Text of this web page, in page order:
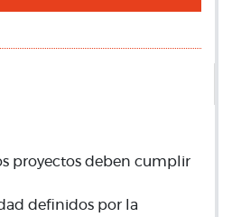
proyectos deben cumplir
definidos por la